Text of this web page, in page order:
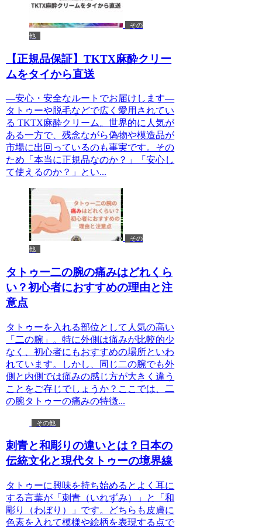
その
他
【正規品保証】TKTX麻酔クリー
ムをタイから直送
—安心・安全なルートでお届けします—
タトゥーや脱毛などで広く愛用されてい
る TKTX麻酔クリーム。世界的に人気が
ある一方で、残念ながら偽物や模造品が
市場に出回っているのも事実です。その
ため「本当に正規品なのか？」「安心し
て使えるのか？」とい...
その
他
タトゥー二の腕の痛みはどれくら
い？初心者におすすめの理由と注
意点
タトゥーを入れる部位として人気の高い
「二の腕」。特に外側は痛みが比較的少
なく、初心者にもおすすめの場所といわ
れています。しかし、同じ二の腕でも外
側と内側では痛みの感じ方が大きく違う
ことをご存じでしょうか？ここでは、二
の腕タトゥーの痛みの特徴...
その他
刺青と和彫りの違いとは？日本の
伝統文化と現代タトゥーの境界線
タトゥーに興味を持ち始めるとよく耳に
する言葉が「刺青（いれずみ）」と「和
彫り（わぼり）」です。どちらも皮膚に
色素を入れて模様や絵柄を表現する点で